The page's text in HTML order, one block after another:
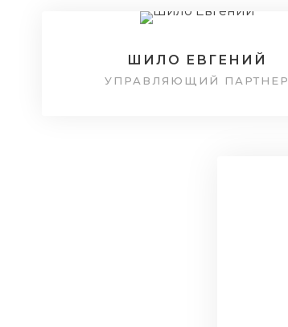
ШИЛО ЕВГЕНИЙ
УПРАВЛЯЮЩИЙ ПАРТНЕР